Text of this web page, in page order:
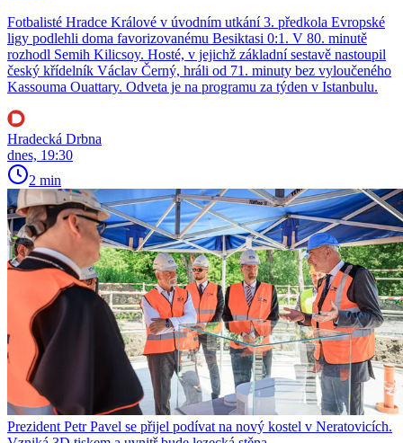
Fotbalisté Hradce Králové v úvodním utkání 3. předkola Evropské
ligy podlehli doma favorizovanému Besiktasi 0:1. V 80. minutě
rozhodl Semih Kilicsoy. Hosté, v jejichž základní sestavě nastoupil
český křídelník Václav Černý, hráli od 71. minuty bez vyloučeného
Kassouma Ouattary. Odveta je na programu za týden v Istanbulu.
Hradecká Drbna
dnes, 19:30
2 min
Prezident Petr Pavel se přijel podívat na nový kostel v Neratovicích.